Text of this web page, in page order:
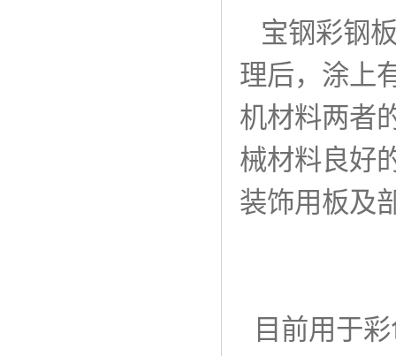
宝钢彩钢
理后，涂上
机材料两者
械材料良好
装饰用板及
目前用于